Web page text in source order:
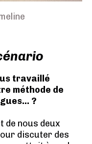
travaillé
méthode de
?
de nous deux
discuter des